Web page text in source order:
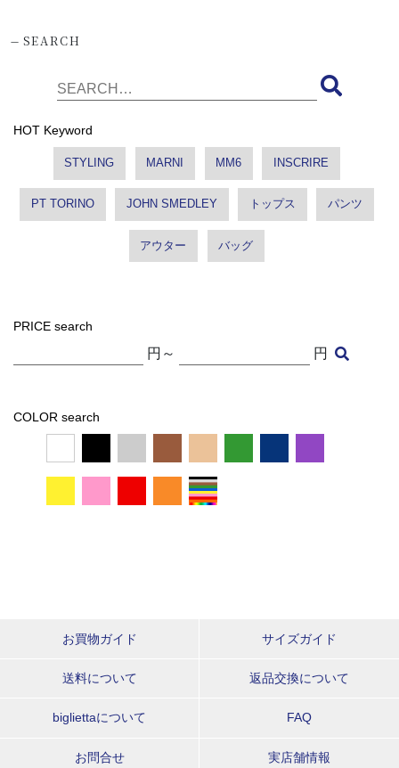
-SEARCH
HOT Keyword
STYLING MARNI MM6 INSCRIRE
PT TORINO JOHN SMEDLEY トップス パンツ
アウター バッグ
PRICE search
円～ 円
COLOR search
お買物ガイド サイズガイド
送料について 返品交換について
bigliettaについて FAQ
お問合せ 実店舗情報